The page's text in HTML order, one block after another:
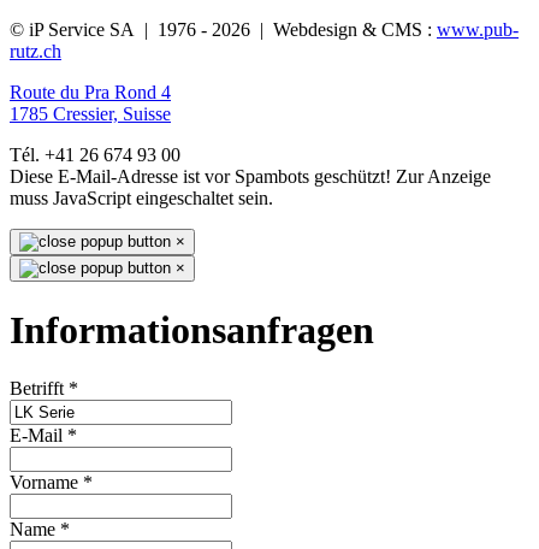
© iP Service SA | 1976 - 2026 | Webdesign & CMS : www.pub-
rutz.ch
Route du Pra Rond 4
1785 Cressier, Suisse
Tél. +41 26 674 93 00
Diese E-Mail-Adresse ist vor Spambots geschützt! Zur Anzeige
muss JavaScript eingeschaltet sein.
×
×
Informationsanfragen
Betrifft *
E-Mail *
Vorname *
Name *